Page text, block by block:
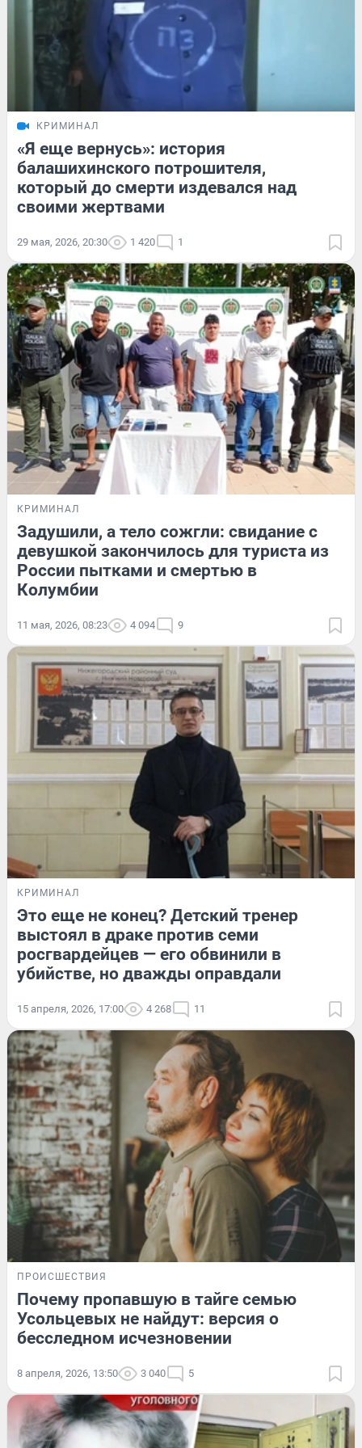
КРИМИНАЛ
«Я еще вернусь»: история
балашихинского потрошителя,
который до смерти издевался над
своими жертвами
29 мая, 2026, 20:30 1 420 1
КРИМИНАЛ
Задушили, а тело сожгли: свидание с
девушкой закончилось для туриста из
России пытками и смертью в
Колумбии
11 мая, 2026, 08:23 4 094 9
КРИМИНАЛ
Это еще не конец? Детский тренер
выстоял в драке против семи
росгвардейцев — его обвинили в
убийстве, но дважды оправдали
15 апреля, 2026, 17:00 4 268 11
ПРОИСШЕСТВИЯ
Почему пропавшую в тайге семью
Усольцевых не найдут: версия о
бесследном исчезновении
8 апреля, 2026, 13:50 3 040 5